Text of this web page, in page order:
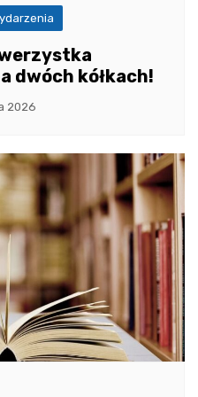
dwóch kółkach!
2026